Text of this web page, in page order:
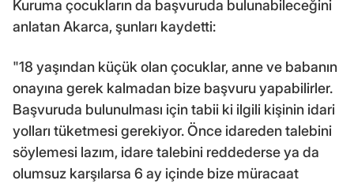
Kuruma çocukların da başvuruda bulunabileceğini
anlatan Akarca, şunları kaydetti:
"18 yaşından küçük olan çocuklar, anne ve babanın
onayına gerek kalmadan bize başvuru yapabilirler.
Başvuruda bulunulması için tabii ki ilgili kişinin idari
yolları tüketmesi gerekiyor. Önce idareden talebini
söylemesi lazım, idare talebini reddederse ya da
olumsuz karşılarsa 6 ay içinde bize müracaat